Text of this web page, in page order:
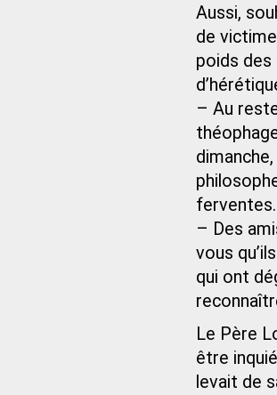
Aussi,
de
poids des
– Au
– Des
vous
qui ont
Le Père
être
levait de